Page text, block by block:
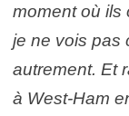
moment où ils
je ne vois pas
autrement. Et
à West-Ham